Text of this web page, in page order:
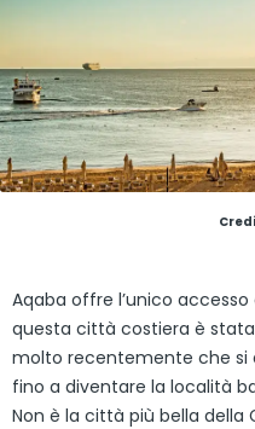
Aqaba offre l’unico accesso
questa città costiera è
molto recentemente che si
fino a diventare la località
Non è la città più bella della